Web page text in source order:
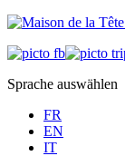
Sprache auswählen
FR
EN
IT